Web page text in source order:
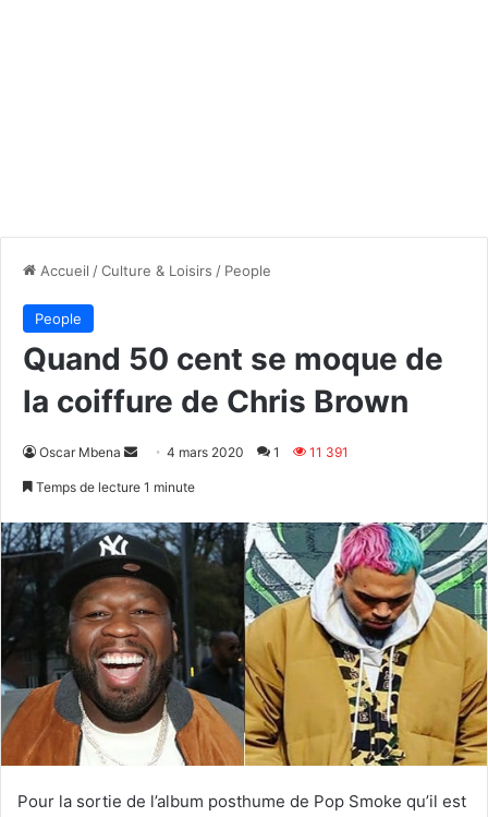
Accueil /Culture & Loisirs / People
People
Quand 50 cent se moque de
la coiffure de Chris Brown
Oscar Mbena
Envoyer4 mars 2020 1 11 391
Temps de lecture 1 minute
Pour la sortie de l’album posthume de Pop Smoke qu’il est